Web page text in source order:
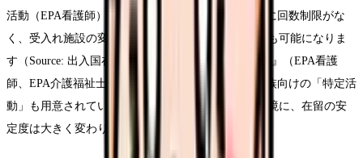
活動（EPA看護師）」へ変更でき、在留期間の更新に回数制限がな
く、受入れ施設の変更や家族（配偶者・子）の帯同も可能になりま
す（Source: 出入国在留管理庁「在留資格『特定活動』（EPA看護
師、EPA介護福祉士及びそれらの候補者）」）。家族向けの「特定活
動」も用意されています。つまり、国家試験合格を境に、在留の安
定度は大きく変わります。